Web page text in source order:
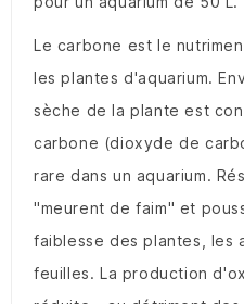
Le carbone est le
les plantes d'aquarium.
sèche de la plante est
carbone (dioxyde de
rare dans un aquarium.
"meurent de faim" et
faiblesse des plantes, les
feuilles. La production